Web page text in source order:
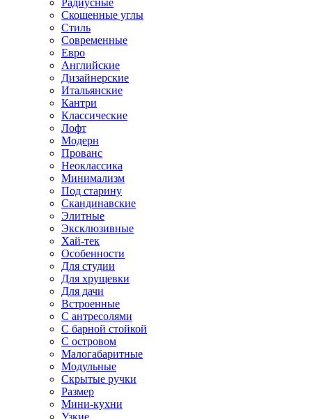
Радиусные
Скошенные углы
Стиль
Современные
Евро
Английские
Дизайнерские
Итальянские
Кантри
Классические
Лофт
Модерн
Прованс
Неоклассика
Минимализм
Под старину
Скандинавские
Элитные
Эксклюзивные
Хай-тек
Особенности
Для студии
Для хрущевки
Для дачи
Встроенные
С антресолями
С барной стойкой
С островом
Малогабаритные
Модульные
Скрытые ручки
Размер
Мини-кухни
Узкие